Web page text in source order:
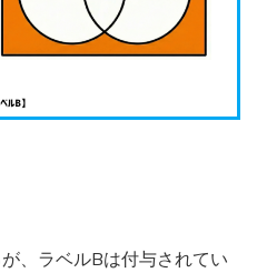
、ラベルBは付与されてい